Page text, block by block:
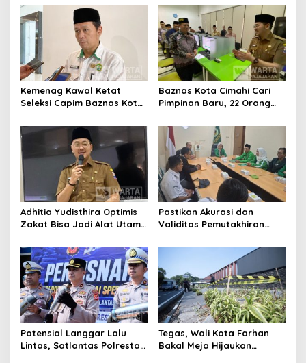
Publik
Kemenag Kawal Ketat
Seleksi Capim Baznas Kota
Komisioner Baznas
Berintegritas
Baznas Kota Cimahi Cari
Pimpinan Baru, 22 Orang
Adhitia Yudisthira Optimis
Zakat Bisa Jadi Alat Utama
Kota Cimahi
Pastikan Akurasi dan
Validitas Pemutakhiran
Cimahi Lakukan
Potensial Langgar Lalu
Lintas, Satlantas Polresta
Tegas, Wali Kota Farhan
Bakal Meja Hijaukan